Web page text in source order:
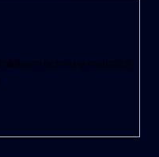
ochrany osobních